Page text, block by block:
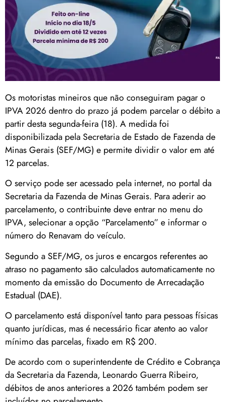
Os motoristas mineiros que não conseguiram pagar o
IPVA 2026 dentro do prazo já podem parcelar o débito a
partir desta segunda-feira (18). A medida foi
disponibilizada pela Secretaria de Estado de Fazenda de
Minas Gerais (SEF/MG) e permite dividir o valor em até
12 parcelas.
O serviço pode ser acessado pela internet, no portal da
Secretaria da Fazenda de Minas Gerais. Para aderir ao
parcelamento, o contribuinte deve entrar no menu do
IPVA, selecionar a opção “Parcelamento” e informar o
número do Renavam do veículo.
Segundo a SEF/MG, os juros e encargos referentes ao
atraso no pagamento são calculados automaticamente no
momento da emissão do Documento de Arrecadação
Estadual (DAE).
O parcelamento está disponível tanto para pessoas físicas
quanto jurídicas, mas é necessário ficar atento ao valor
mínimo das parcelas, fixado em R$ 200.
De acordo com o superintendente de Crédito e Cobrança
da Secretaria da Fazenda, Leonardo Guerra Ribeiro,
débitos de anos anteriores a 2026 também podem ser